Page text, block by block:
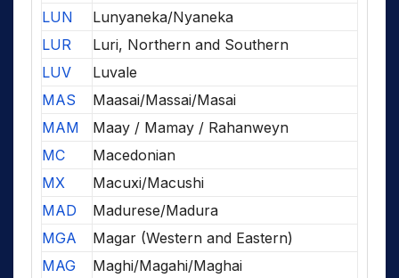
LUN
Lunyaneka/Nyaneka
LUR
Luri, Northern and Southern
LUV
Luvale
MAS
Maasai/Massai/Masai
MAM
Maay / Mamay / Rahanweyn
MC
Macedonian
MX
Macuxi/Macushi
MAD
Madurese/Madura
MGA
Magar (Western and Eastern)
MAG
Maghi/Magahi/Maghai